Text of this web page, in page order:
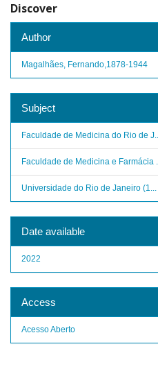
Discover
Author
Magalhães, Fernando,1878-1944
Subject
Faculdade de Medicina do Rio de J...
Faculdade de Medicina e Farmácia ...
Universidade do Rio de Janeiro (1...
Date available
2022
Access
Acesso Aberto